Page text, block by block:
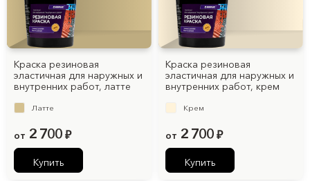
Краска резиновая
эластичная для наружных и
внутренних работ, латте
Латте
от 2 700 ₽
Купить
Краска резиновая
эластичная для наружных и
внутренних работ, крем
Крем
от 2 700 ₽
Купить